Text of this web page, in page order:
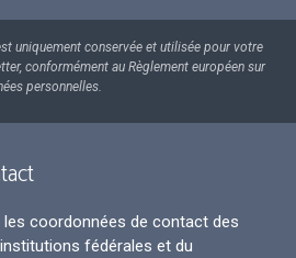
uniquement conservée et utilisée pour votre
conformément au Règlement européen sur
personnelles.
coordonnées de contact des
fédérales et du